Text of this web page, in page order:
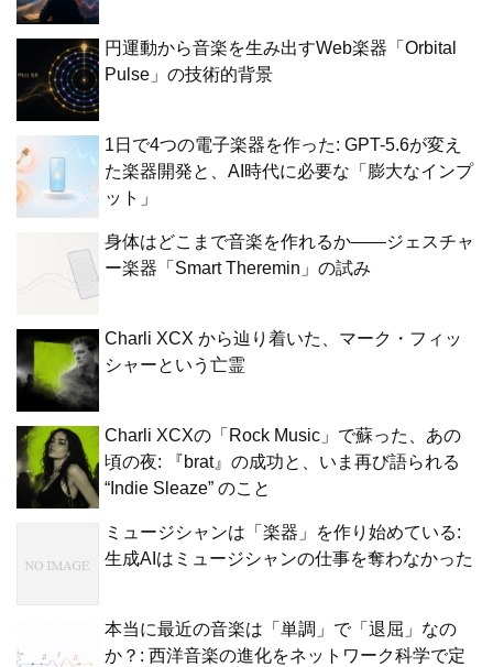
円運動から音楽を生み出すWeb楽器「Orbital
Pulse」の技術的背景
1日で4つの電子楽器を作った: GPT-5.6が変え
た楽器開発と、AI時代に必要な「膨大なインプ
ット」
身体はどこまで音楽を作れるか——ジェスチャ
ー楽器「Smart Theremin」の試み
Charli XCX から辿り着いた、マーク・フィッ
シャーという亡霊
Charli XCXの「Rock Music」で蘇った、あの
頃の夜: 『brat』の成功と、いま再び語られる
“Indie Sleaze” のこと
ミュージシャンは「楽器」を作り始めている:
生成AIはミュージシャンの仕事を奪わなかった
本当に最近の音楽は「単調」で「退屈」なの
か？: 西洋音楽の進化をネットワーク科学で定